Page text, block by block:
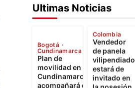
Ultimas Noticias
Bogotá
Cundinamarca
Plan de
movilidad en
Cundinamarca
acompañará el
Colombia
Vendedor
de panela
vilipendiado
estará de
invitado en